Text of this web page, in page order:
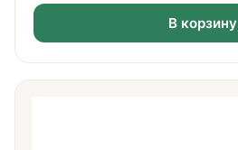
В корзину